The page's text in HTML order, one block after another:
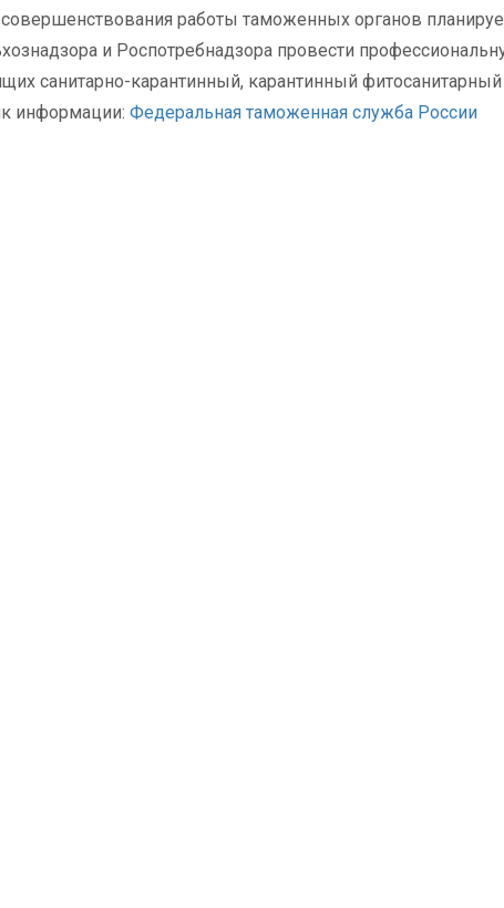
работы таможенных органов
и Роспотребнадзора провести
санитарно-карантинный, карантинный
информации: Федеральная таможенная служба России